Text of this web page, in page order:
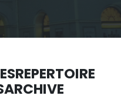
REPERTOIRE
ARCHIVE